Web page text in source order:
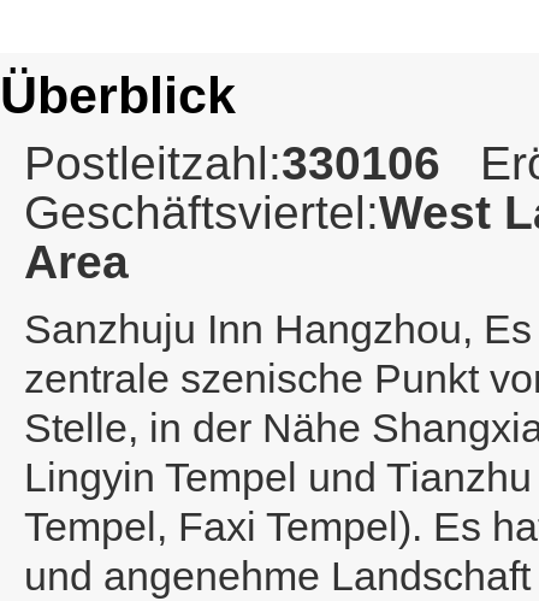
Überblick
Postleitzahl:330106
Geschäftsviertel:West
Area
Sanzhuju Inn Hangzhou,
zentrale szenische Punkt
Stelle, in der Nähe
Lingyin Tempel und
Tempel, Faxi Tempel). Es
und angenehme